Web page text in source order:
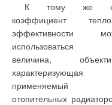
К тому же
коэффициент
эффективности
использоваться
величина,
характеризующая
применяемый
отопительных